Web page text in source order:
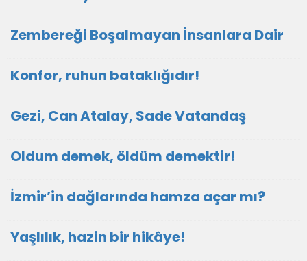
Zembereği Boşalmayan İnsanlara Dair
Konfor, ruhun bataklığıdır!
Gezi, Can Atalay, Sade Vatandaş
Oldum demek, öldüm demektir!
İzmir’in dağlarında hamza açar mı?
Yaşlılık, hazin bir hikâye!